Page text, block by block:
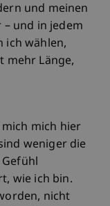
und meinen
– und in jedem
ich wählen,
mehr Länge,
mich hier
weniger die
wie ich bin.
nicht